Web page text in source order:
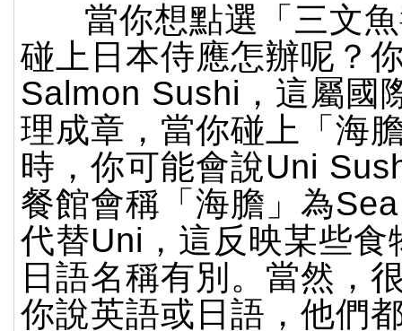
當你想點選「三文
碰上日本侍應怎辦呢？
Salmon Sushi，這屬國
理成章，當你碰上「海
時，你可能會說Uni
餐館會稱「海膽」為
代替Uni，這反映某些食
日語名稱有別。當然，
你說英語或日語，他們